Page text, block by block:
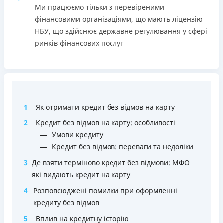
Вся інформація про кредит
ОТРИМАТИ ПОЗИКУ
застави та поручителів;
Процес повністю автоматизований і займає до 5
хвилин;
Видача коштів відбувається цілодобово по всій
Нема кредиту для юросіб (ФОП)
Немає цілодобової підтримки по телефону, в Viber,
Telegram, Facebook
Погашення
Оплата на розрахунковий рахунок
Онлайн (через сайт або інтернет-банкінг)
Через термінали Приватбанку
Через термінали самообслуговування
Ми працюємо тільки з перевіреними
фінансовими організаціями, що мають ліцензію
НБУ, що здійснює державне регулювання у сфері
ринків фінансових послуг
1
Як отримати кредит без відмов на карту
2
Кредит без відмов на карту: особливості
Умови кредиту
Кредит без відмов: переваги та недоліки
3 Де взяти терміново кредит без відмови: МФО
які видають кредит на карту
4
Розповсюджені помилки при оформленні
кредиту без відмов
5
Вплив на кредитну історію